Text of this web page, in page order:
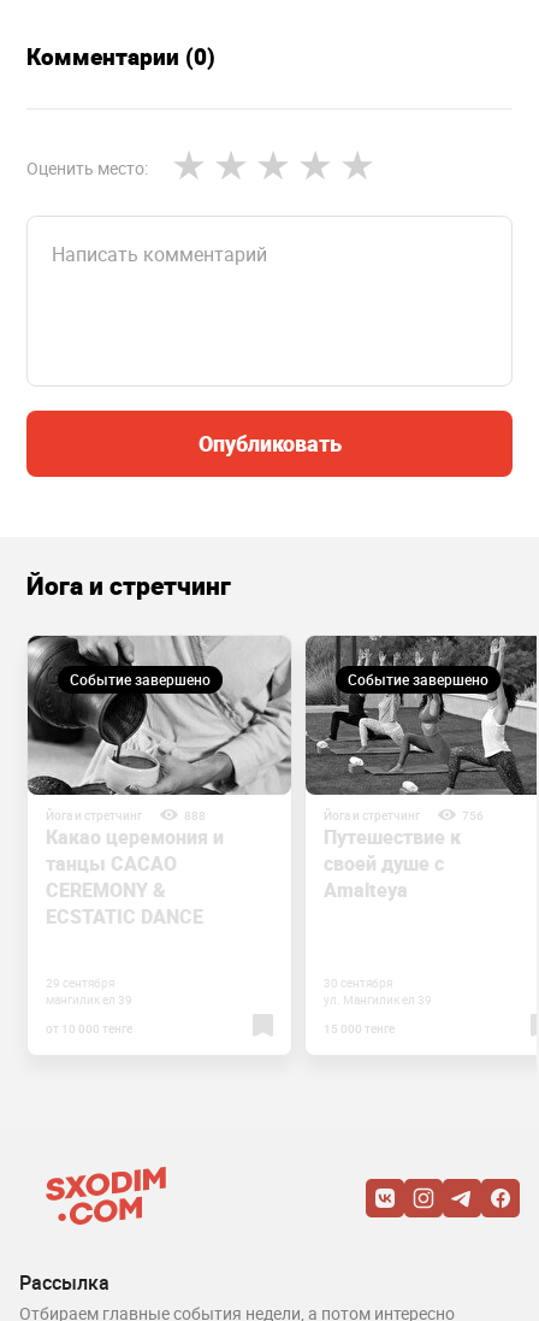
Комментарии (0)
Оценить место:
Опубликовать
Йога и стретчинг
Событие завершено
Йога и стретчинг 888
Какао церемония и
танцы CACAO
CEREMONY &
ECSTATIC DANCE
29 сентября
мангилик ел 39
от 10 000 тенге
Событие завершено
Йога и стретчинг 756
Путешествие к
своей душе с
Amalteya
30 сентября
ул. Мангилик ел 39
15 000 тенге
Рассылка
Отбираем главные события недели, а потом интересно